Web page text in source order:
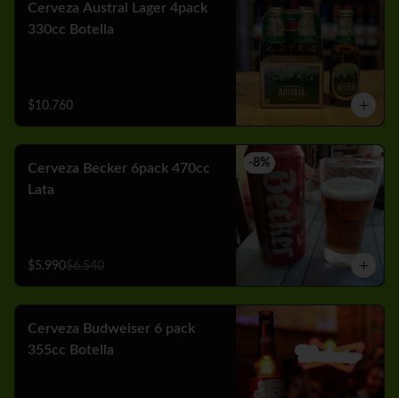
Cerveza Austral Lager 4pack
330cc Botella
$10.760
-8%
Cerveza Becker 6pack 470cc
Lata
$5.990$6.540
Cerveza Budweiser 6 pack
355cc Botella